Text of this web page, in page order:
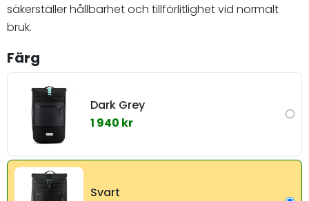
säkerställer hållbarhet och tillförlitlighet vid normalt
bruk.
Färg
Dark Grey
1 940 kr
Svart